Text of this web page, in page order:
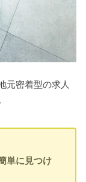
元密着型の求人
単に見つけ